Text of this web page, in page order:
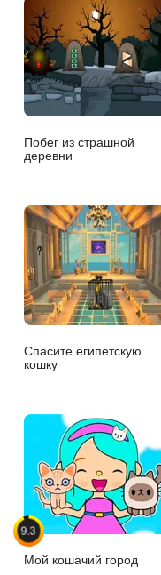
Побег из страшной
деревни
Спасите египетскую
кошку
9.3
Мой кошачий город